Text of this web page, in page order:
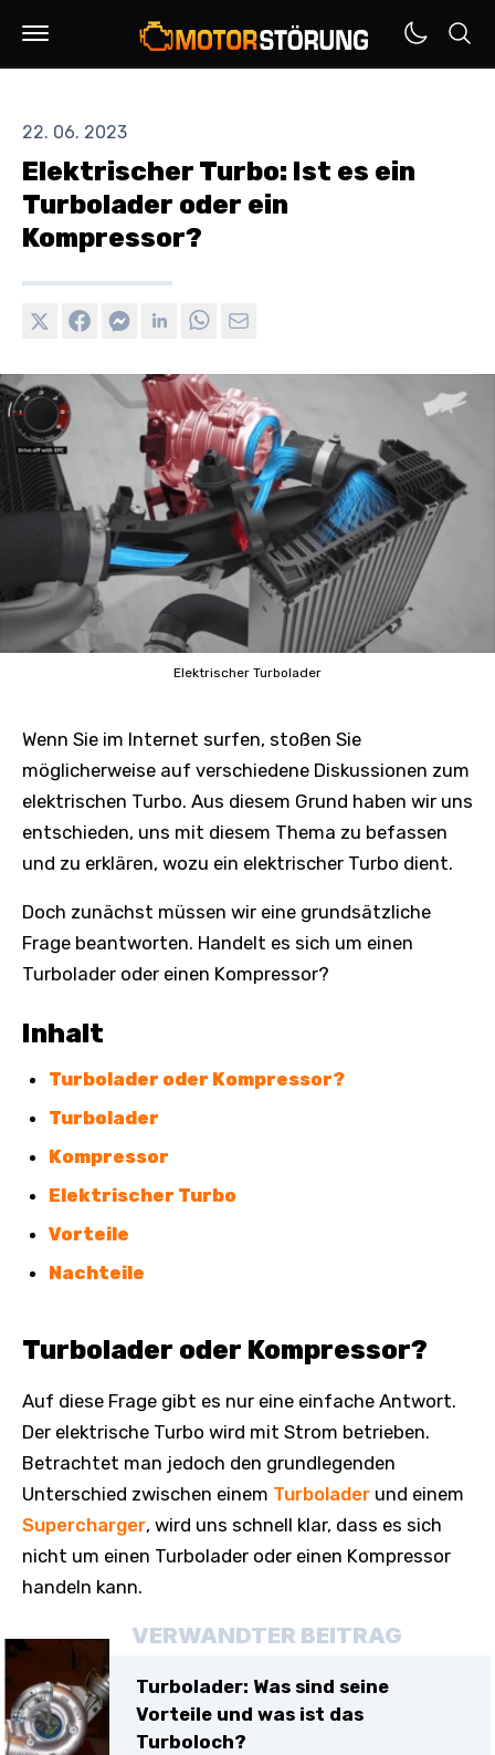
22. 06. 2023
Elektrischer Turbo: Ist es ein
Turbolader oder ein
Kompressor?
Elektrischer Turbolader
Wenn Sie im Internet surfen, stoßen Sie
möglicherweise auf verschiedene Diskussionen zum
elektrischen Turbo. Aus diesem Grund haben wir uns
entschieden, uns mit diesem Thema zu befassen
und zu erklären, wozu ein elektrischer Turbo dient.
Doch zunächst müssen wir eine grundsätzliche
Frage beantworten. Handelt es sich um einen
Turbolader oder einen Kompressor?
Inhalt
Turbolader oder Kompressor?
Turbolader
Kompressor
Elektrischer Turbo
Vorteile
Nachteile
Turbolader oder Kompressor?
Auf diese Frage gibt es nur eine einfache Antwort.
Der elektrische Turbo wird mit Strom betrieben.
Betrachtet man jedoch den grundlegenden
Unterschied zwischen einem Turbolader und einem
Supercharger, wird uns schnell klar, dass es sich
nicht um einen Turbolader oder einen Kompressor
handeln kann.
VERWANDTER BEITRAG
Turbolader: Was sind seine
Vorteile und was ist das
Turboloch?